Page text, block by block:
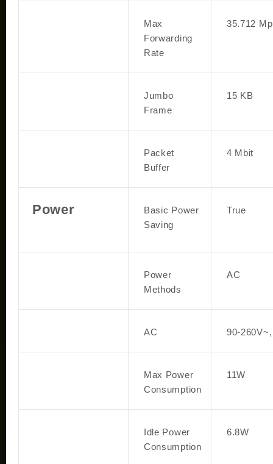
Max
Forwarding
Rate
35.712
Jumbo
Frame
15 KB
Packet
Buffer
4 Mbit
Power
Basic Power
Saving
True
Power
Methods
AC
AC 90-
Max Power
Consumption
11W
Idle Power
Consumption
6.8W